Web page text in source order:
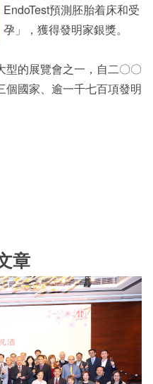
EndoTest預測胚胎着床和受
孕」，獲得發明家銀獎。
型的展覽會之一，自二〇〇
個國家、逾一千七百項發明
章